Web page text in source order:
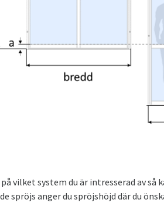
vilket system du är intresserad av så
spröjs anger du spröjshöjd där du